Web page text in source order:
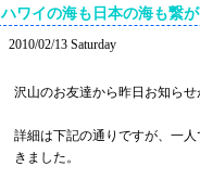
ハワイの海も日本の海も繋が
2010/02/13 Saturday
沢山のお友達から昨日お知らせ
詳細は下記の通りですが、一
きました。